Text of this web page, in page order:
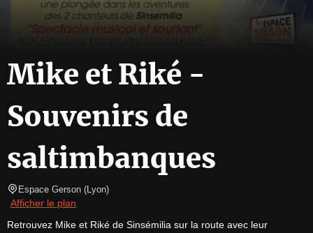
Mike et Riké -
Souvenirs de
saltimbanques
Espace Gerson (Lyon)
Afficher le plan
Retrouvez Mike et Riké de Sinsémilia sur la route avec leur